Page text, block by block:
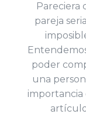
Pareciera
pareja
poder
una
importancia